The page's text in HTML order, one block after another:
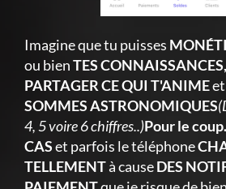
Imagine que tu puisses
ou bienTES CONNAISSANCES,
PARTAGER CE QUI T'ANIMEet
SOMMES ASTRONOMIQUES
4, 5 voire 6 chiffres..)Pour le
CASet parfois le téléphone
TELLEMENTà causeDES